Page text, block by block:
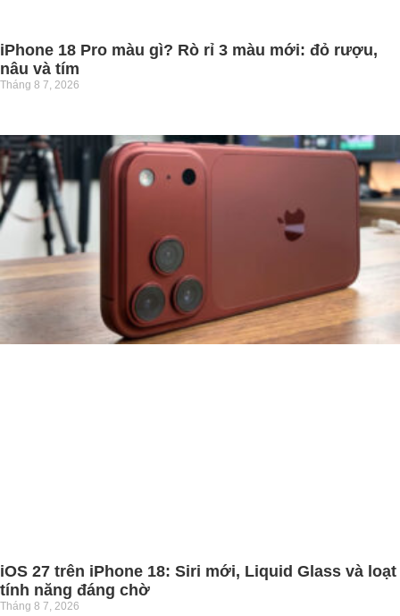
iPhone 18 Pro màu gì? Rò rỉ 3 màu mới: đỏ rượu,
nâu và tím
Tháng 8 7, 2026
iOS 27 trên iPhone 18: Siri mới, Liquid Glass và loạt
tính năng đáng chờ
Tháng 8 7, 2026